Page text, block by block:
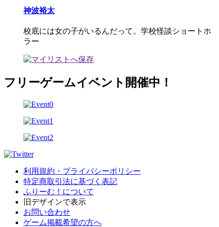
神波裕太
校底には女の子がいるんだって。学校怪談ショートホ
ラー
フリーゲームイベント開催中！
利用規約・プライバシーポリシー
特定商取引法に基づく表記
ふりーむ！について
旧デザインで表示
お問い合わせ
ゲーム掲載希望の方へ